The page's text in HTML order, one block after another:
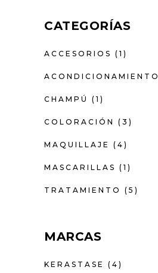
CATEGORÍAS
ACCESORIOS (1)
ACONDICIONAMIENTO
CHAMPÚ (1)
COLORACIÓN (3)
MAQUILLAJE (4)
MASCARILLAS (1)
TRATAMIENTO (5)
MARCAS
KERASTASE (4)